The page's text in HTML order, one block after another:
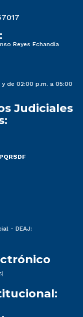
Reyes Echandía
de 02:00 p.m. a 05:00
Judiciales
PQRSDF
- DEAJ: